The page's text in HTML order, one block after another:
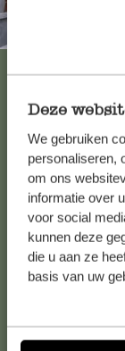
Deze
We gebruiken
personaliseren,
om ons
informatie over
voor social
kunnen deze
die u aan ze
basis van uw
Falls Sie Fragen
Sie sich bitte an
die Antworten
Online-